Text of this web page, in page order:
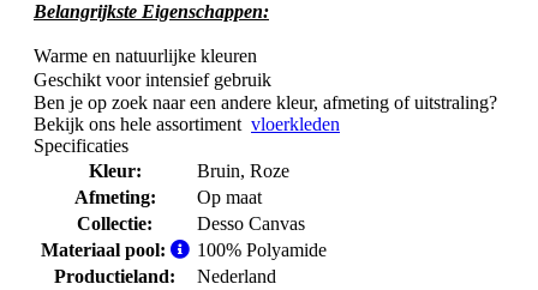
Belangrijkste Eigenschappen:
Warme en natuurlijke kleuren
Geschikt voor intensief gebruik
Ben je op zoek naar een andere kleur, afmeting of uitstraling?
Bekijk ons hele assortiment vloerkleden
Specificaties
Kleur:
Bruin, Roze
Afmeting:
Op maat
Collectie:
Desso Canvas
Materiaal pool:
100% Polyamide
Productieland:
Nederland